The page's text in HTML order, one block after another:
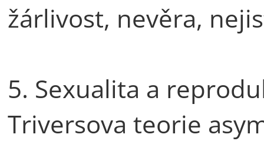
žárlivost, nevěra,
5. Sexualita a
Triversova teorie